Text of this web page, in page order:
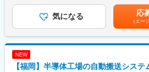
通じた課題解決型ソリューションを提供し
現在はAI外観検査事業およびコンサルティ
拡大しており、今後も製造現場における様
た、自社製のAIソフトウェア×IoTによる新
変更の範囲：会社の定める全ての業務
・計測機器の選定および配置設計
・制御方式の設計・最適化（PLC・ラダー
・電気・制御システム設計
・監視・操作系およびネットワークの構築
・安全・品質・法規対応を考慮した統合設
・技術文書や規程類の作成、レビュー
年/440万円（月給30万円＋賞与＋各種手当
円（月給34万円＋賞与＋各種手当）業務経
37万円＋賞与＋各種手当）賃金はあくまで
選考を通じて上下する可能性があります。
含めた表記です。
気になる 応
（エー
NEW
【福岡】半導体工場の自動搬送シス